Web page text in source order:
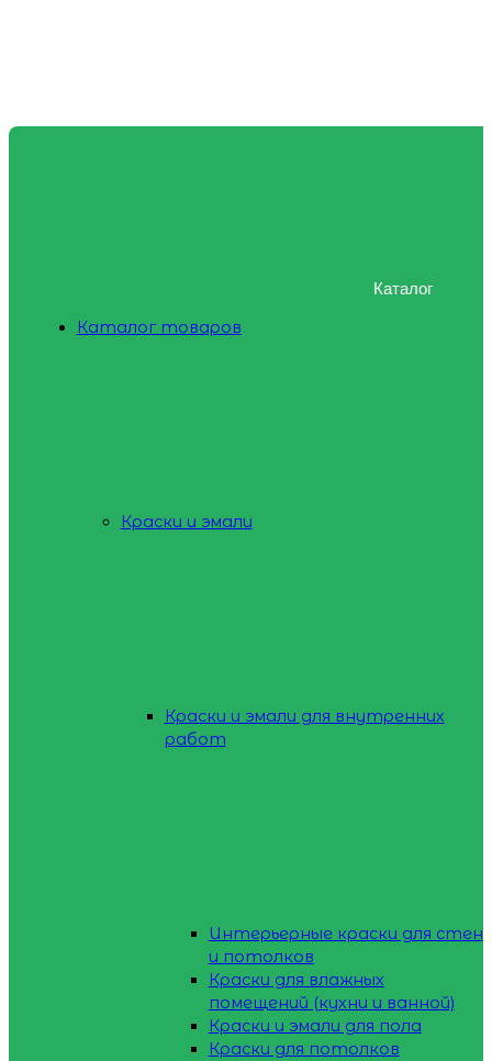
Каталог
Каталог товаров
Краски и эмали
Краски и эмали для внутренних
работ
Интерьерные краски для стен
и потолков
Краски для влажных
помещений (кухни и ванной)
Краски и эмали для пола
Краски для потолков